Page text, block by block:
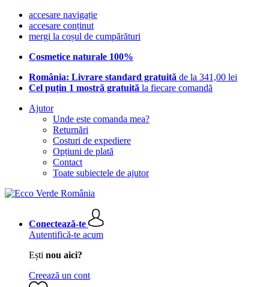
accesare navigație
accesare conținut
mergi la coșul de cumpărături
Cosmetice naturale 100%
România: Livrare standard gratuită de la 341,00 lei
Cel puțin 1 mostră gratuită la fiecare comandă
Ajutor
Unde este comanda mea?
Returnări
Costuri de expediere
Opțiuni de plată
Contact
Toate subiectele de ajutor
Conectează-te
Autentifică-te acum
Ești nou aici?
Creează un cont